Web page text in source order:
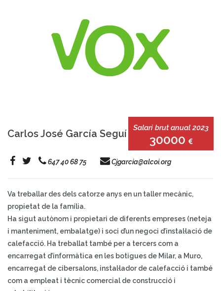
Carlos José García Seguí Salari brut anual 2023
30000
647 40 68 75 Cjgarcia@alcoi.org
Va treballar des dels catorze anys en un taller mecànic,
propietat de la família.
Ha sigut autònom i propietari de diferents empreses (neteja
i manteniment, embalatge) i soci d’un negoci d’instal·lació de
calefacció. Ha treballat també per a tercers com a
encarregat d’informàtica en les botigues de Milar, a Muro,
encarregat de cibersalons, instal·lador de calefacció i també
com a empleat i tècnic comercial de construcció i